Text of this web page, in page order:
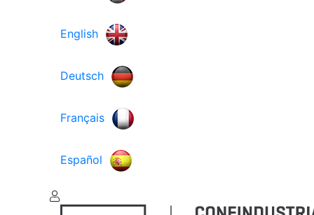
English
Deutsch
Français
Español